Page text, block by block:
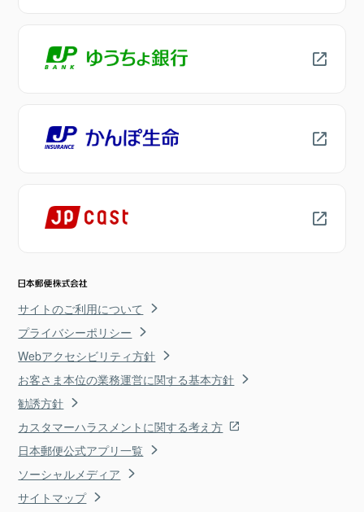
サイトのご利用について
プライバシーポリシー
Webアクセシビリティ方針
お客さま本位の業務運営に関する基本方針
勧誘方針
カスタマーハラスメントに関する考え方
日本郵便公式アプリ一覧
ソーシャルメディア
サイトマップ